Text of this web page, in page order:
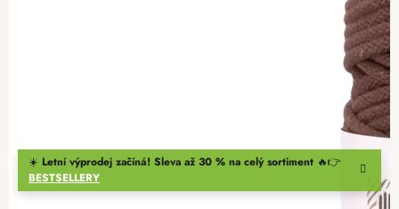
☀️ Letní výprodej začíná! Sleva až 30 % na celý sortiment 🔥👉
BESTSELLERY